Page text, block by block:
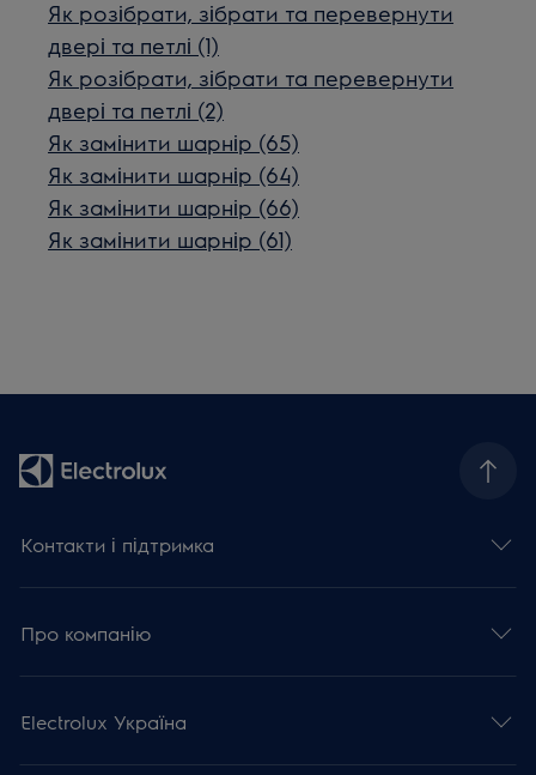
Як розібрати, зібрати та перевернути
двері та петлі (1)
Як розібрати, зібрати та перевернути
двері та петлі (2)
Як замінити шарнір (65)
Як замінити шарнір (64)
Як замінити шарнір (66)
Як замінити шарнір (61)
Контакти і підтримка
Про компанію
Electrolux Україна